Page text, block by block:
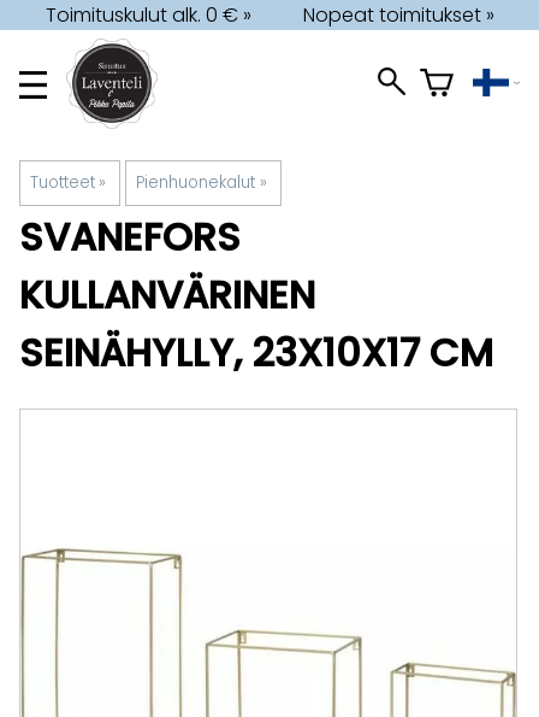
Toimituskulut alk. 0 € » Nopeat toimitukset »
Tuotteet ‪» Pienhuonekalut ‪»
SVANEFORS
KULLANVÄRINEN
SEINÄHYLLY, 23X10X17 CM